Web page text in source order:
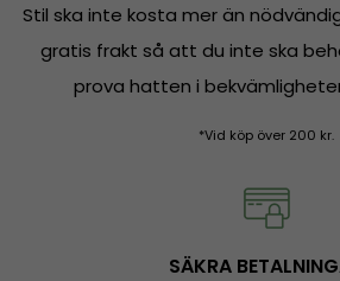
Stil ska inte kosta mer än
gratis frakt så att du inte ska
prova hatten i
*Vid köp över 200 kr.
SÄKRA